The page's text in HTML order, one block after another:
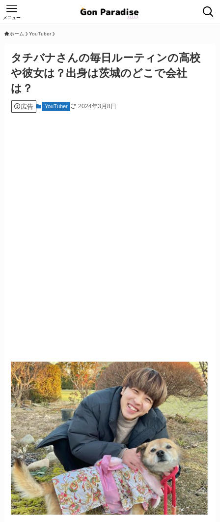
メニュー
ホーム YouTuber
タチバナさんの毎日ルーティンの高校
や彼女は？出身は茨城のどこで会社
は？
広告 YouTuber 2024年3月8日